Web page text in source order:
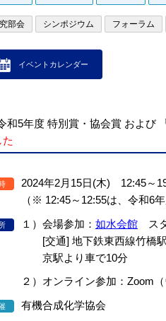
部会 シンポジウム フォーラム
イベントカレンダー
和5年度 特別賞・協会賞 および
2024年2月15日(木) 12:45～
（※ 12:45～12:55は、令和6
１）会場参加： 如水会館 ス
[交通] 地下鉄東西線竹橋
京駅より車で10分
２）オンライン参加：Zoom（
有機合成化学協会